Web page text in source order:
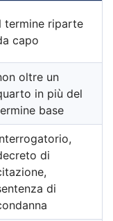
termine riparte
capo
oltre un
in più del
base
di
di